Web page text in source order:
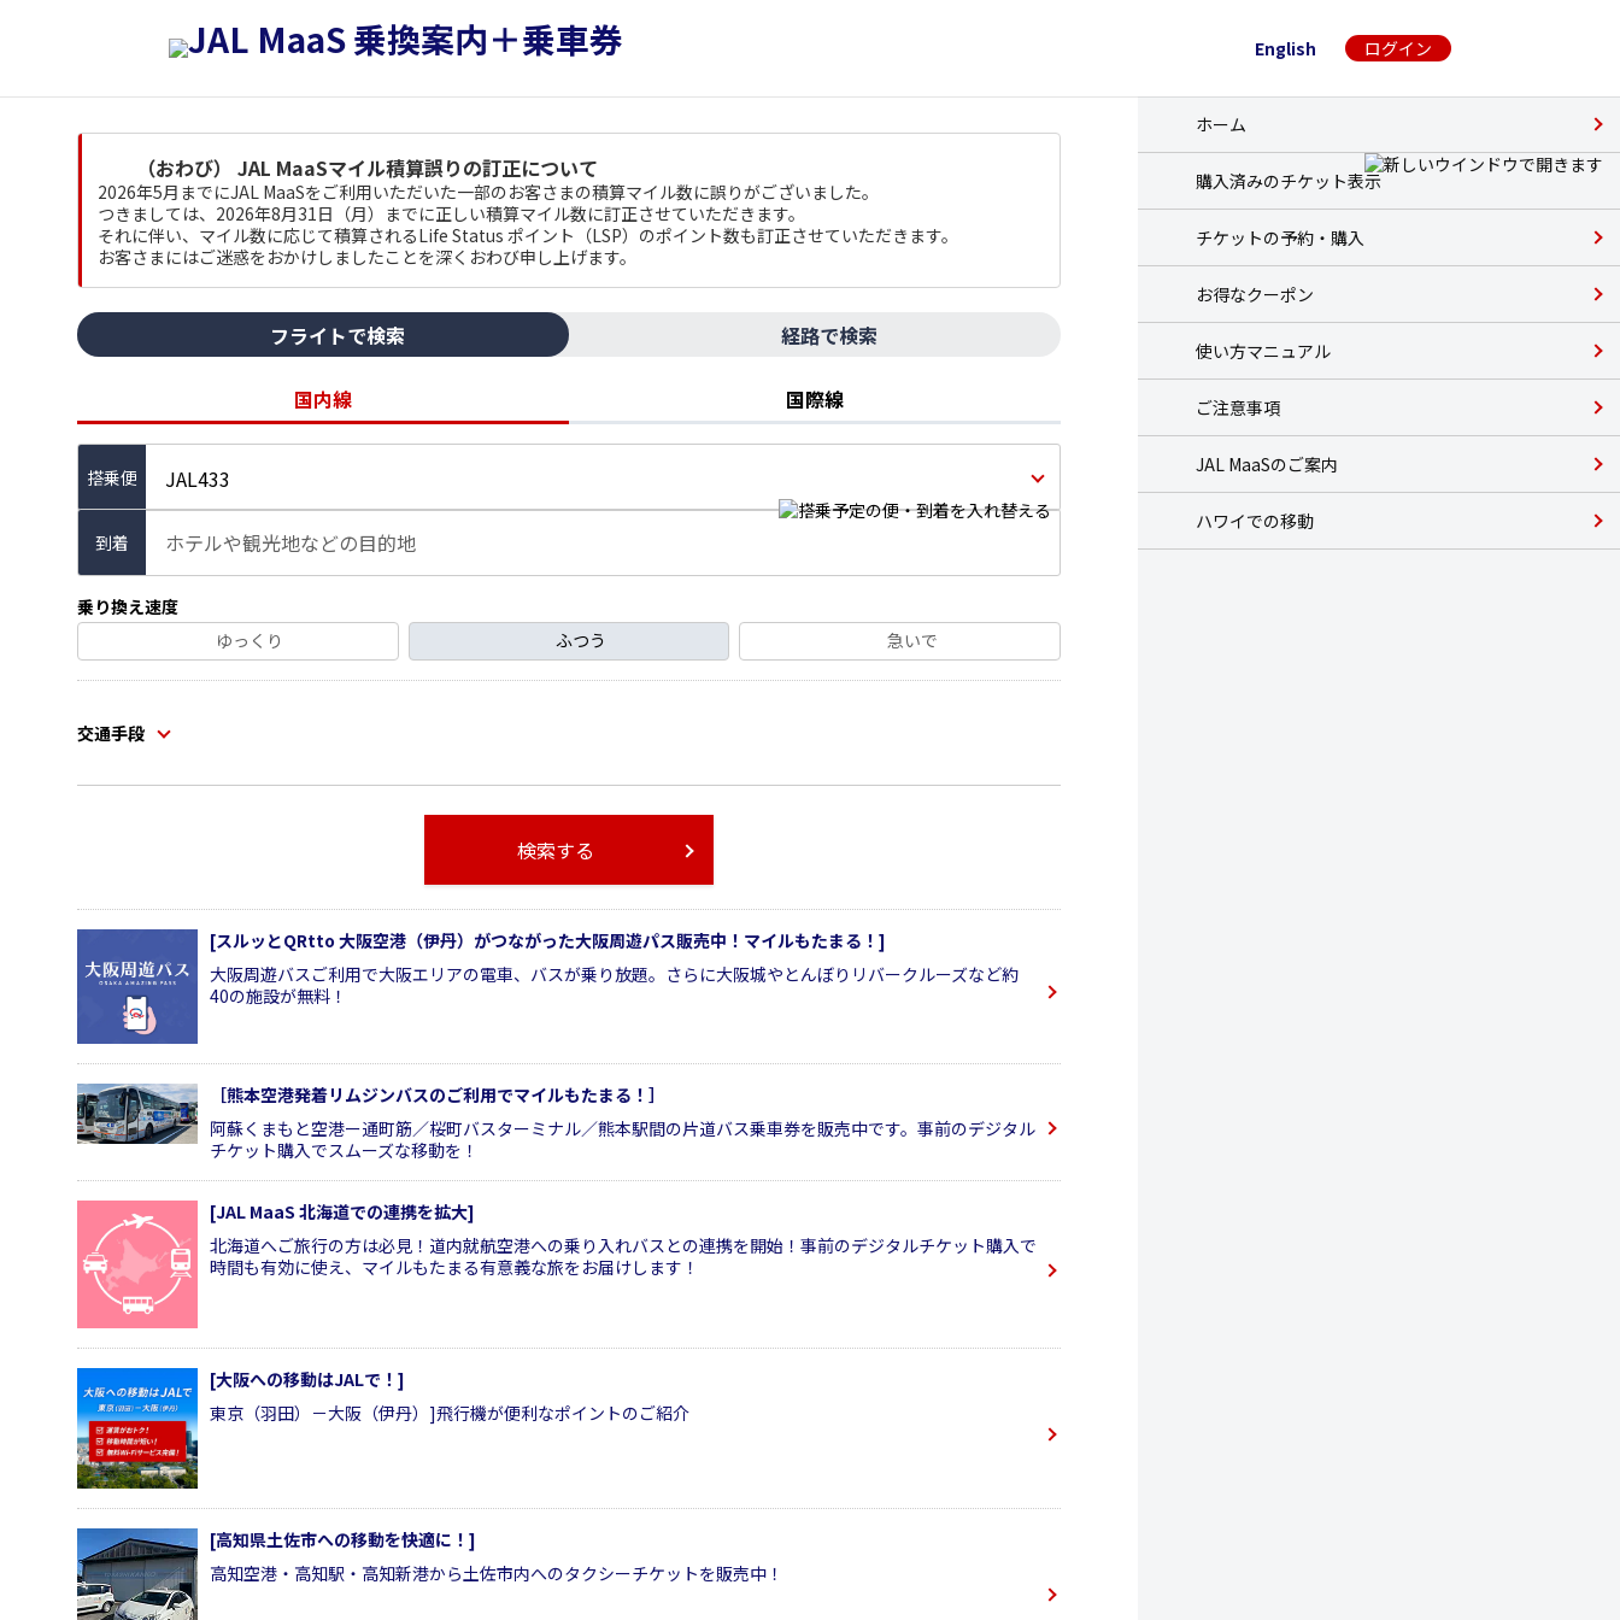
English ログイン
（おわび） JAL MaaSマイル積算誤りの訂正について
2026年5月までにJAL MaaSをご利用いただいた一部のお客さまの積算マイル数に誤りがございました。
つきましては、2026年8月31日（月）までに正しい積算マイル数に訂正させていただきます。
それに伴い、マイル数に応じて積算されるLife Status ポイント（LSP）のポイント数も訂正させていただきます。
お客さまにはご迷惑をおかけしましたことを深くおわび申し上げます。
フライトで検索 経路で検索
国内線 国際線
JAL433
到着 ホテルや観光地などの目的地
乗り換え速度
ゆっくり
ふつう 急いで
交通手段
検索する
[スルッとQRtto 大阪空港（伊丹）がつながった大阪周遊パス販売中！マイルもたまる！]
大阪周遊バスご利用で大阪エリアの電車、バスが乗り放題。さらに大阪城やとんぼりリバークルーズなど約
40の施設が無料！
［熊本空港発着リムジンバスのご利用でマイルもたまる！］
阿蘇くまもと空港ー通町筋／桜町バスターミナル／熊本駅間の片道バス乗車券を販売中です。事前のデジタル
チケット購入でスムーズな移動を！
[JAL MaaS 北海道での連携を拡大]
北海道へご旅行の方は必見！道内就航空港への乗り入れバスとの連携を開始！事前のデジタルチケット購入で
時間も有効に使え、マイルもたまる有意義な旅をお届けします！
[大阪への移動はJALで！]
東京（羽田）－大阪（伊丹）]飛行機が便利なポイントのご紹介
[高知県土佐市への移動を快適に！]
高知空港・高知駅・高知新港から土佐市内へのタクシーチケットを販売中！
ホーム
購入済みのチケット表示
チケットの予約・購入
お得なクーポン
使い方マニュアル
ご注意事項
JAL MaaSのご案内
ハワイでの移動